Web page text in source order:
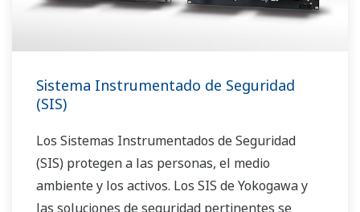
Sistema Instrumentado de Seguridad
(SIS)
Los Sistemas Instrumentados de Seguridad
(SIS) protegen a las personas, el medio
ambiente y los activos. Los SIS de Yokogawa y
las soluciones de seguridad pertinentes se